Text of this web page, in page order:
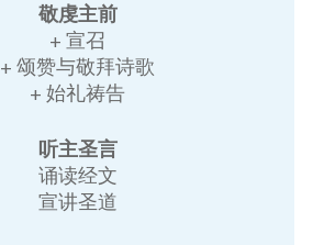
敬虔主前
+ 宣召
+ 颂赞与敬拜诗歌
+ 始礼祷告
听主圣言
诵读经文
宣讲圣道